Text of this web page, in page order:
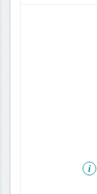
i